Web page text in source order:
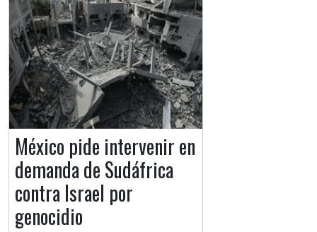
México pide intervenir en
demanda de Sudáfrica
contra Israel por
genocidio